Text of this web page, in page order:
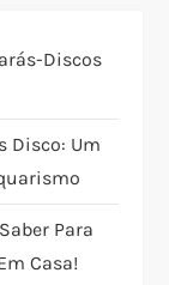
Discos
Disco: Um
Para
Casa!